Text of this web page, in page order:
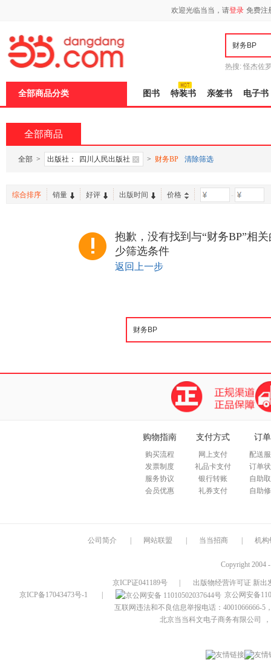
欢迎光临当当，请登录 免费注
热搜: 怪杰佐
全部商品分类 图书 特装书 亲签书 电子书
全部商品
全部 > 出版社： 四川人民出版社 > 财务BP 清除筛选
综合排序 销量 好评 出版时间 价格 -
抱歉，没有找到与“财务BP”相
少筛选条件
返回上一步
购物指南
购买流程
发票制度
服务协议
会员优惠
支付方式
网上支付
礼品卡支付
银行转账
礼券支付
订
配送
订单
自助
自助
公司简介 网站联盟 当当招商 机构
Copyright 2004
京ICP证041189号
出版物经营许可证 新出
京ICP备17043473号-1
京公网安备
互联网违法和不良信息举报电话：4001066666-5
北京当当科文电子商务有限公司